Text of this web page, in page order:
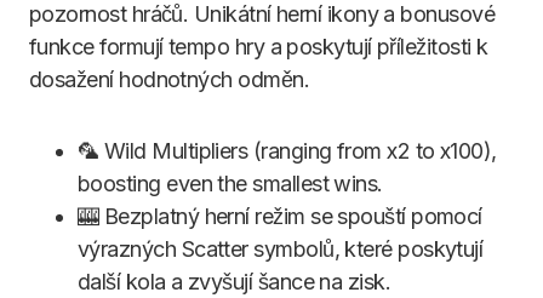
pozornost hráčů. Unikátní herní ikony a bonusové
funkce formují tempo hry a poskytují příležitosti k
dosažení hodnotných odměn.
🦜 Wild Multipliers (ranging from x2 to x100),
boosting even the smallest wins.
🎰 Bezplatný herní režim se spouští pomocí
výrazných Scatter symbolů, které poskytují
další kola a zvyšují šance na zisk.